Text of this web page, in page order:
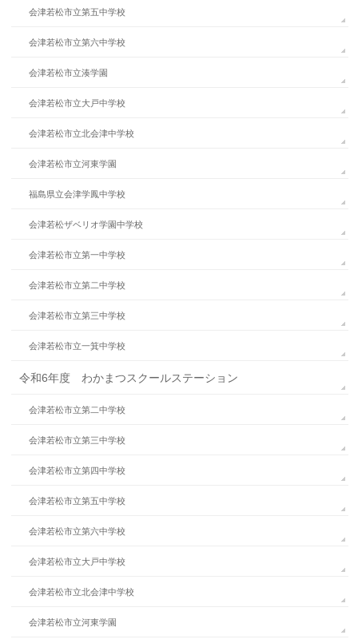
会津若松市立第五中学校
会津若松市立第六中学校
会津若松市立湊学園
会津若松市立大戸中学校
会津若松市立北会津中学校
会津若松市立河東学園
福島県立会津学鳳中学校
会津若松ザベリオ学園中学校
会津若松市立第一中学校
会津若松市立第二中学校
会津若松市立第三中学校
会津若松市立一箕中学校
令和6年度 わかまつスクールステーション
会津若松市立第二中学校
会津若松市立第三中学校
会津若松市立第四中学校
会津若松市立第五中学校
会津若松市立第六中学校
会津若松市立大戸中学校
会津若松市立北会津中学校
会津若松市立河東学園